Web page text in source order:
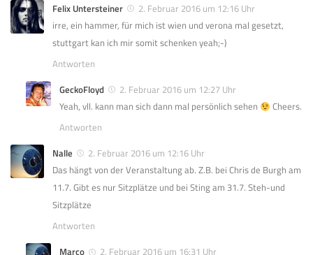
Felix Untersteiner
2. Februar 2016 um 12:16 Uhr
irre, ein hammer, für mich ist wien und verona mal gesetzt,
stuttgart kan ich mir somit schenken yeah;-)
Antworten
GeckoFloyd
2. Februar 2016 um 12:27 Uhr
Yeah, vll. kann man sich dann mal persönlich sehen
Cheers.
Antworten
Nalle
2. Februar 2016 um 12:16 Uhr
Das hängt von der Veranstaltung ab. Z.B. bei Chris de Burgh am
11.7. Gibt es nur Sitzplätze und bei Sting am 31.7. Steh-und
Sitzplätze
Antworten
Marco
2. Februar 2016 um 16:31 Uhr